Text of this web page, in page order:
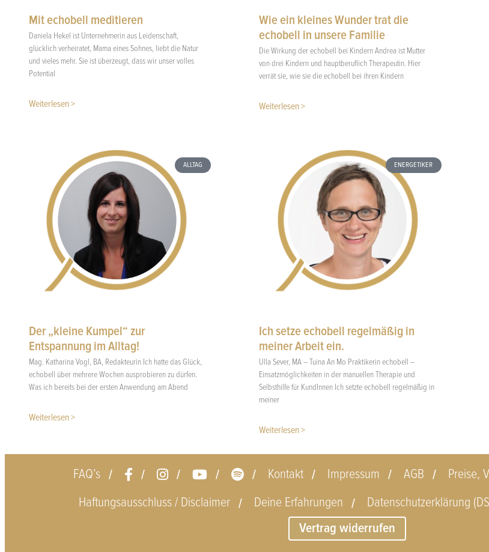
Mit echobell meditieren
Daniela Hekel ist Unternehmerin aus Leidenschaft,
glücklich verheiratet, Mama eines Sohnes, liebt die Natur
und vieles mehr. Sie ist überzeugt, dass wir unser volles
Potential
Weiterlesen >
Wie ein kleines Wunder trat die
echobell in unsere Familie
Die Wirkung der echobell bei Kindern Andrea ist Mutter
von drei Kindern und hauptberuflich Therapeutin. Hier
verrät sie, wie sie die echobell bei ihren Kindern
Weiterlesen >
ALLTAG
Der „kleine Kumpel“ zur
Entspannung im Alltag!
Mag. Katharina Vogl, BA, Redakteurin Ich hatte das Glück,
echobell über mehrere Wochen ausprobieren zu dürfen.
Was ich bereits bei der ersten Anwendung am Abend
Weiterlesen >
ENERGETIKER
Ich setze echobell regelmäßig in
meiner Arbeit ein.
Ulla Sever, MA – Tuina An Mo Praktikerin echobell –
Einsatzmöglichkeiten in der manuellen Therapie und
Selbsthilfe für KundInnen Ich setzte echobell regelmäßig in
meiner
Weiterlesen >
FAQ’s Kontakt Impressum AGB
Preise,
Haftungsausschluss / Disclaimer
Deine Erfahrungen Datenschutzerklärung
Vertrag widerrufen